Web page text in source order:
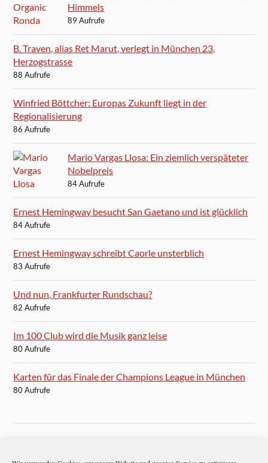
Himmels
89 Aufrufe
B. Traven, alias Ret Marut, verlegt in München 23,
Herzogstrasse
88 Aufrufe
Winfried Böttcher: Europas Zukunft liegt in der
Regionalisierung
86 Aufrufe
Mario Vargas Llosa: Ein ziemlich verspäteter
Nobelpreis
84 Aufrufe
Ernest Hemingway besucht San Gaetano und ist glücklich
84 Aufrufe
Ernest Hemingway schreibt Caorle unsterblich
83 Aufrufe
Und nun, Frankfurter Rundschau?
82 Aufrufe
Im 100 Club wird die Musik ganz leise
80 Aufrufe
Karten für das Finale der Champions League in München
80 Aufrufe